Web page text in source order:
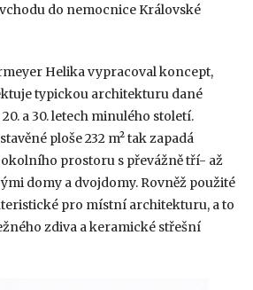
do nemocnice Královské
Helika vypracoval koncept,
typickou architekturu dané
a 30. letech minulého století.
ploše 232 m² tak zapadá
prostoru s převážně tří- až
domy a dvojdomy. Rovněž použité
pro místní architekturu, a to
zdiva a keramické střešní